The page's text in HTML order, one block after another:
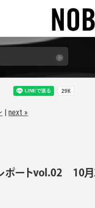
|next »
ポートvol.02 10月